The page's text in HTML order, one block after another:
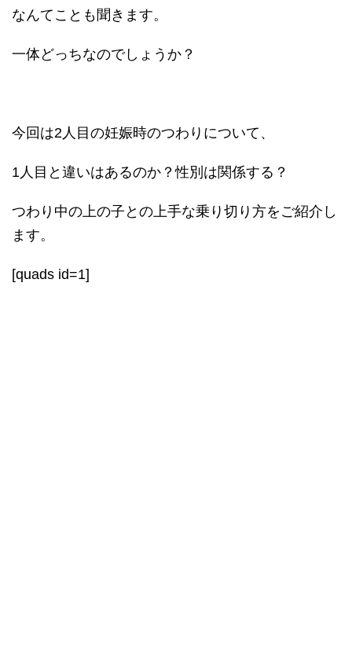
なんてことも聞きます。
一体どっちなのでしょうか？
今回は2人目の妊娠時のつわりについて、
1人目と違いはあるのか？性別は関係する？
つわり中の上の子との上手な乗り切り方をご紹介し
ます。
[quads id=1]